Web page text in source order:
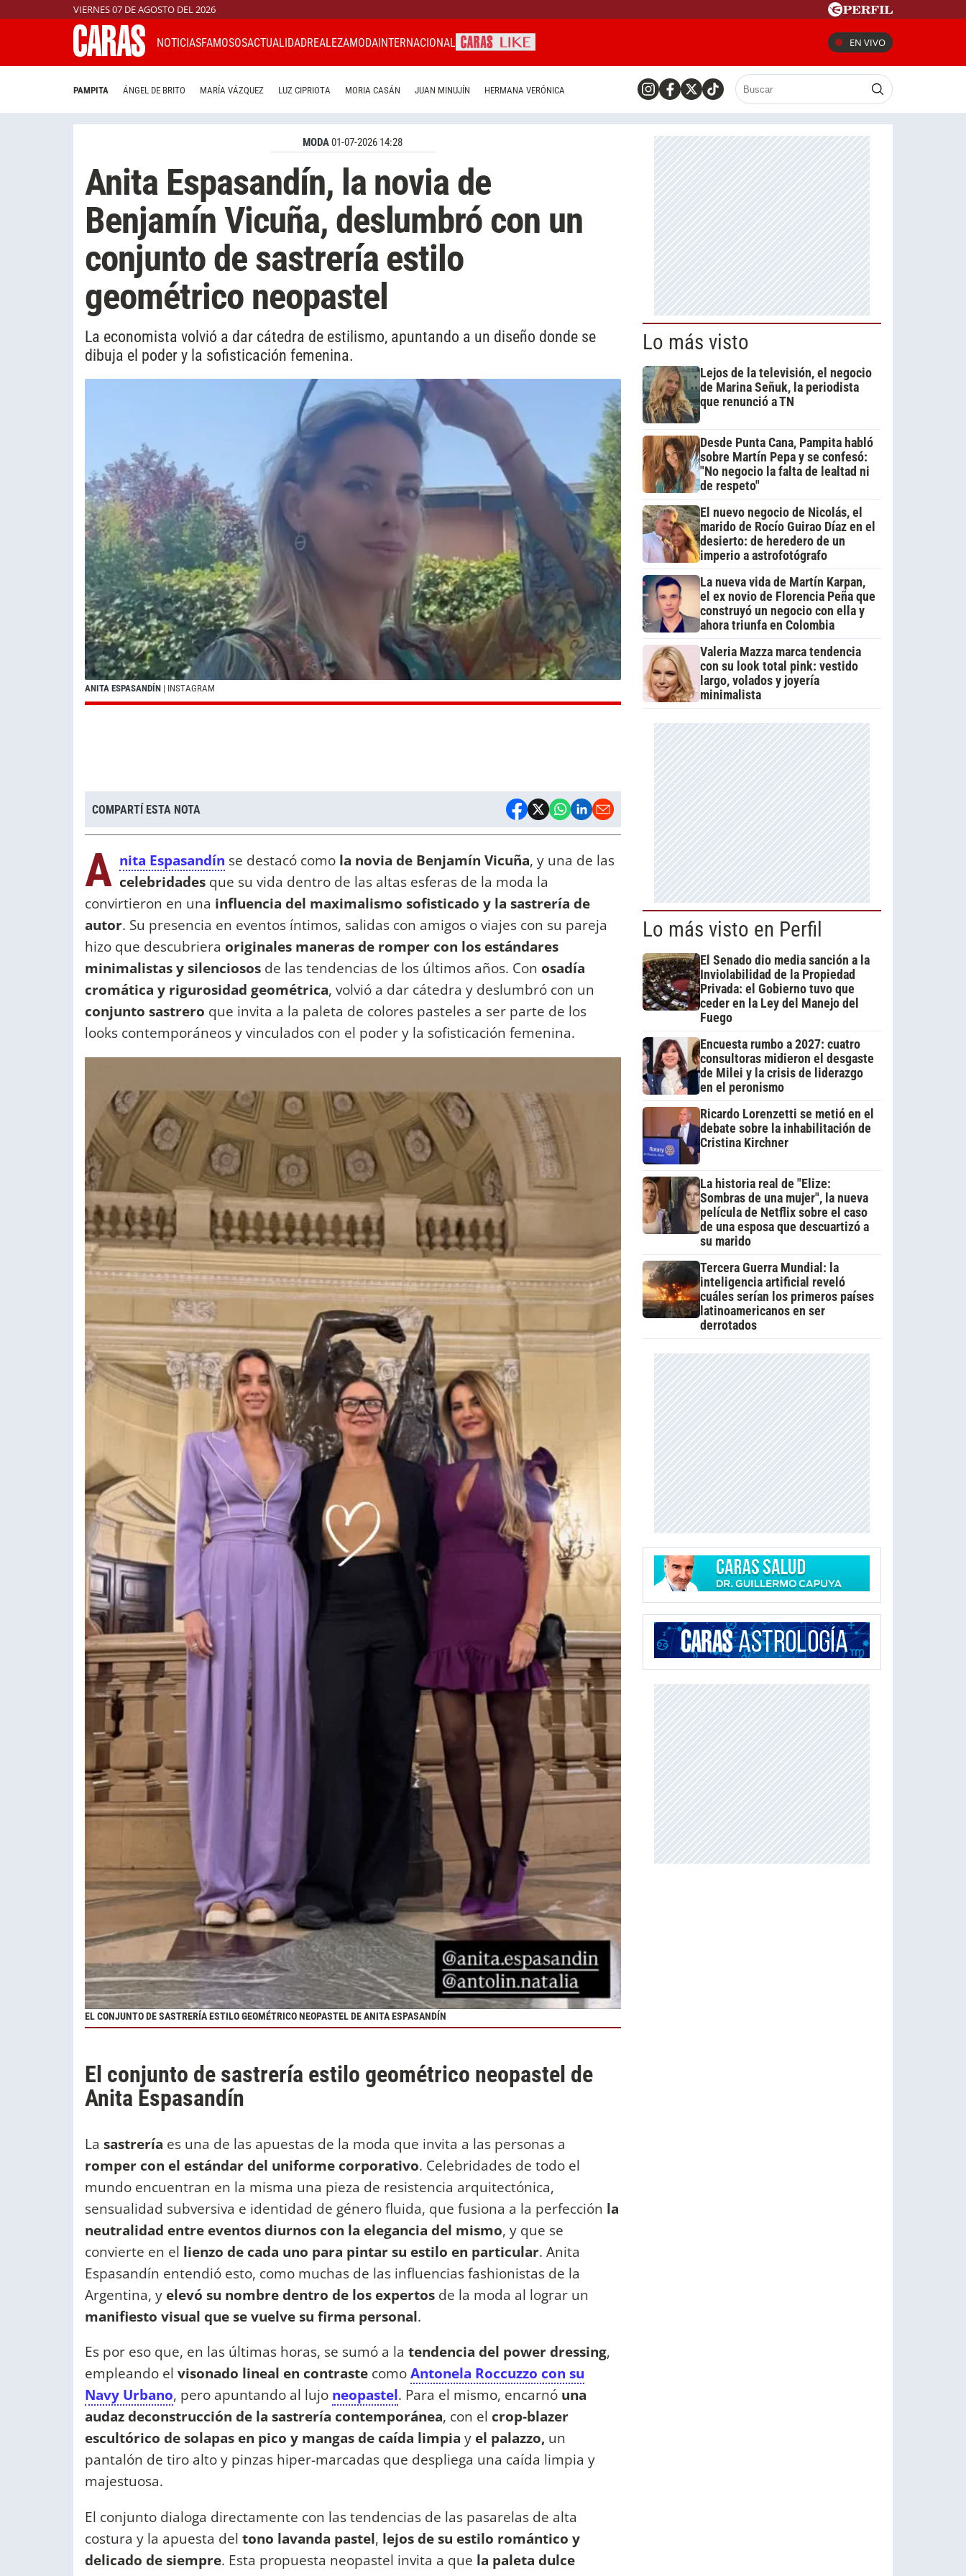
VIERNES 07 DE AGOSTO DEL 2026
NOTICIASFAMOSOSACTUALIDADREALEZAMODAINTERNACIONAL EN VIVO
PAMPITA ÁNGEL DE BRITO MARÍA VÁZQUEZ LUZ CIPRIOTA MORIA CASÁN JUAN MINUJÍN HERMANA VERÓNICA
MODA01-07-2026 14:28
Anita Espasandín, la novia de
Benjamín Vicuña, deslumbró con un
conjunto de sastrería estilo
geométrico neopastel
La economista volvió a dar cátedra de estilismo, apuntando a un diseño donde se
dibuja el poder y la sofisticación femenina.
ANITA ESPASANDÍN | INSTAGRAM
COMPARTÍ ESTA NOTA
A nita Espasandín se destacó como la novia de Benjamín Vicuña, y una de las
celebridades que su vida dentro de las altas esferas de la moda la
convirtieron en una influencia del maximalismo sofisticado y la sastrería de
autor. Su presencia en eventos íntimos, salidas con amigos o viajes con su pareja
hizo que descubriera originales maneras de romper con los estándares
minimalistas y silenciosos de las tendencias de los últimos años. Con osadía
cromática y rigurosidad geométrica, volvió a dar cátedra y deslumbró con un
conjunto sastrero que invita a la paleta de colores pasteles a ser parte de los
looks contemporáneos y vinculados con el poder y la sofisticación femenina.
EL CONJUNTO DE SASTRERÍA ESTILO GEOMÉTRICO NEOPASTEL DE ANITA ESPASANDÍN
El conjunto de sastrería estilo geométrico neopastel de
Anita Espasandín
La sastrería es una de las apuestas de la moda que invita a las personas a
romper con el estándar del uniforme corporativo. Celebridades de todo el
mundo encuentran en la misma una pieza de resistencia arquitectónica,
sensualidad subversiva e identidad de género fluida, que fusiona a la perfección la
neutralidad entre eventos diurnos con la elegancia del mismo, y que se
convierte en el lienzo de cada uno para pintar su estilo en particular. Anita
Espasandín entendió esto, como muchas de las influencias fashionistas de la
Argentina, y elevó su nombre dentro de los expertos de la moda al lograr un
manifiesto visual que se vuelve su firma personal.
Es por eso que, en las últimas horas, se sumó a la tendencia del power dressing,
empleando el visonado lineal en contraste comoAntonela Roccuzzo con su
Navy Urbano, pero apuntando al lujo neopastel. Para el mismo, encarnó una
audaz deconstrucción de la sastrería contemporánea, con el crop-blazer
escultórico de solapas en pico y mangas de caída limpia y el palazzo, un
pantalón de tiro alto y pinzas hiper-marcadas que despliega una caída limpia y
majestuosa.
El conjunto dialoga directamente con las tendencias de las pasarelas de alta
costura y la apuesta del tono lavanda pastel, lejos de su estilo romántico y
delicado de siempre. Esta propuesta neopastel invita a que la paleta dulce
Lo más visto
Lejos de la televisión, el negocio
de Marina Señuk, la periodista
que renunció a TN
Desde Punta Cana, Pampita habló
sobre Martín Pepa y se confesó:
"No negocio la falta de lealtad ni
de respeto"
El nuevo negocio de Nicolás, el
marido de Rocío Guirao Díaz en el
desierto: de heredero de un
imperio a astrofotógrafo
La nueva vida de Martín Karpan,
el ex novio de Florencia Peña que
construyó un negocio con ella y
ahora triunfa en Colombia
Valeria Mazza marca tendencia
con su look total pink: vestido
largo, volados y joyería
minimalista
Lo más visto en Perfil
El Senado dio media sanción a la
Inviolabilidad de la Propiedad
Privada: el Gobierno tuvo que
ceder en la Ley del Manejo del
Fuego
Encuesta rumbo a 2027: cuatro
consultoras midieron el desgaste
de Milei y la crisis de liderazgo
en el peronismo
Ricardo Lorenzetti se metió en el
debate sobre la inhabilitación de
Cristina Kirchner
La historia real de "Elize:
Sombras de una mujer", la nueva
película de Netflix sobre el caso
de una esposa que descuartizó a
su marido
Tercera Guerra Mundial: la
inteligencia artificial reveló
cuáles serían los primeros países
latinoamericanos en ser
derrotados